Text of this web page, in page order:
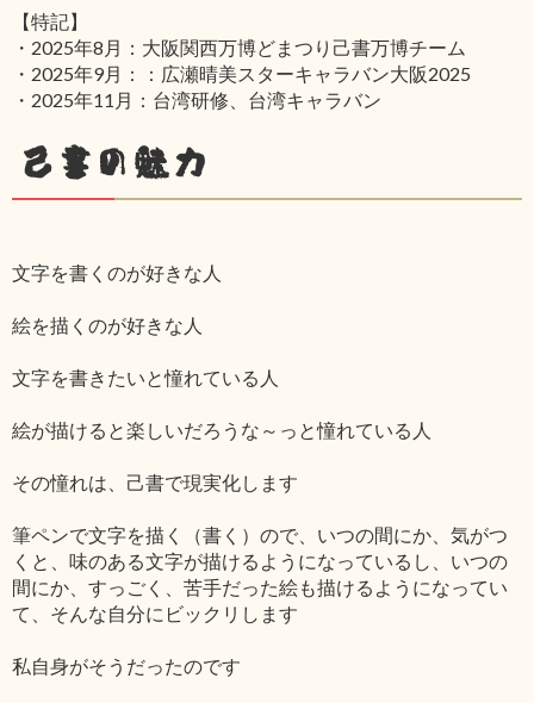
【特記】
・2025年8月：大阪関西万博どまつり己書万博チーム
・2025年9月：：広瀬晴美スターキャラバン大阪2025
・2025年11月：台湾研修、台湾キャラバン
己書の魅力
文字を書くのが好きな人
絵を描くのが好きな人
文字を書きたいと憧れている人
絵が描けると楽しいだろうな～っと憧れている人
その憧れは、己書で現実化します
筆ペンで文字を描く（書く）ので、いつの間にか、気がつ
くと、味のある文字が描けるようになっているし、いつの
間にか、すっごく、苦手だった絵も描けるようになってい
て、そんな自分にビックリします
私自身がそうだったのです